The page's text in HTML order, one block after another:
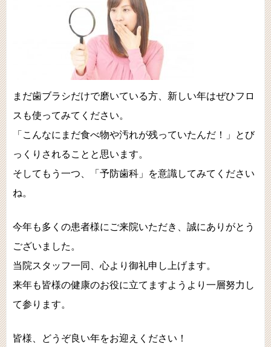
まだ歯ブラシだけで磨いている方、新しい年はぜひフロ
スも使ってみてください。
「こんなにまだ食べ物や汚れが残っていたんだ！」とび
っくりされることと思います。
そしてもう一つ、「予防歯科」を意識してみてください
ね。
今年も多くの患者様にご来院いただき、誠にありがとう
ございました。
当院スタッフ一同、心より御礼申し上げます。
来年も皆様の健康のお役に立てますようより一層努力し
て参ります。
皆様、どうぞ良い年をお迎えください！